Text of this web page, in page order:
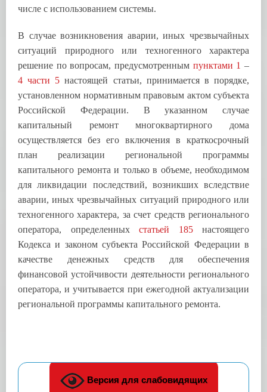
числе с использованием системы.
В случае возникновения аварии, иных чрезвычайных
ситуаций природного или техногенного характера
решение по вопросам, предусмотренным пунктами 1 –
4 части 5 настоящей статьи, принимается в порядке,
установленном нормативным правовым актом субъекта
Российской Федерации. В указанном случае
капитальный ремонт многоквартирного дома
осуществляется без его включения в краткосрочный
план реализации региональной программы
капитального ремонта и только в объеме, необходимом
для ликвидации последствий, возникших вследствие
аварии, иных чрезвычайных ситуаций природного или
техногенного характера, за счет средств регионального
оператора, определенных статьей 185настоящего
Кодекса и законом субъекта Российской Федерации в
качестве денежных средств для обеспечения
финансовой устойчивости деятельности регионального
оператора, и учитывается при ежегодной актуализации
региональной программы капитального ремонта.
Версия для слабовидящих